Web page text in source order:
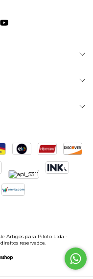
Artigos para Piloto Ltda -
reservados.